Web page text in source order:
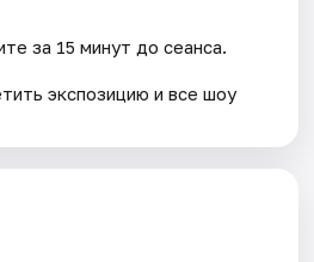
за 15 минут до сеанса.
экспозицию и все шоу